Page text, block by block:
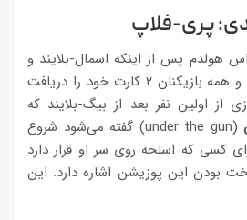
پری-فلاپ
هولدم پس از اینکه اسمال-بلایند و
بیگ-بلایند قرار داده شد و همه بازیکنان ۲ کارت خود را دریافت
از اولین نفر بعد از بیگ-بلایند که
(under the gun) گفته می‌شود شروع
کسی که اسلحه روی سر او قرار دارد
بودن این پوزیشن اشاره دارد. این